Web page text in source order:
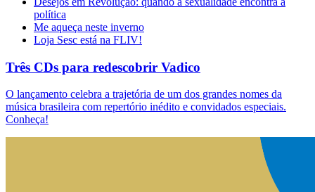
política
Me aqueça neste inverno
Loja Sesc está na FLIV!
Três CDs para redescobrir Vadico
O lançamento celebra a trajetória de um dos grandes nomes da
música brasileira com repertório inédito e convidados especiais.
Conheça!